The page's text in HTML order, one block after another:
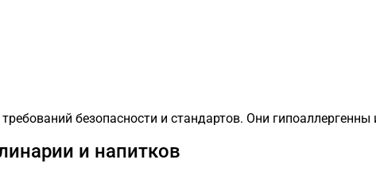
безопасности и стандартов. Они
и напитков